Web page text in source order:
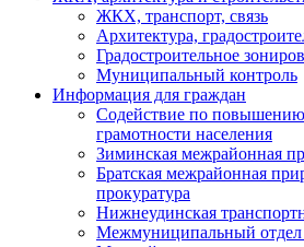
ЖКХ, транспорт, связь
Архитектура,
Градостроительное
Муниципальный контроль
Информация для граждан
Содействие по
грамотности населения
Зиминская межрайонная
Братская межрайонная
прокуратура
Нижнеудинская
Межмуниципальный